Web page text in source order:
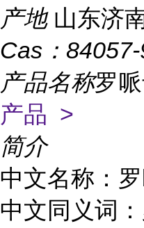
产地 山东济
Cas：
产品名称罗
产品 >
简介
中文名称：
中文同义词